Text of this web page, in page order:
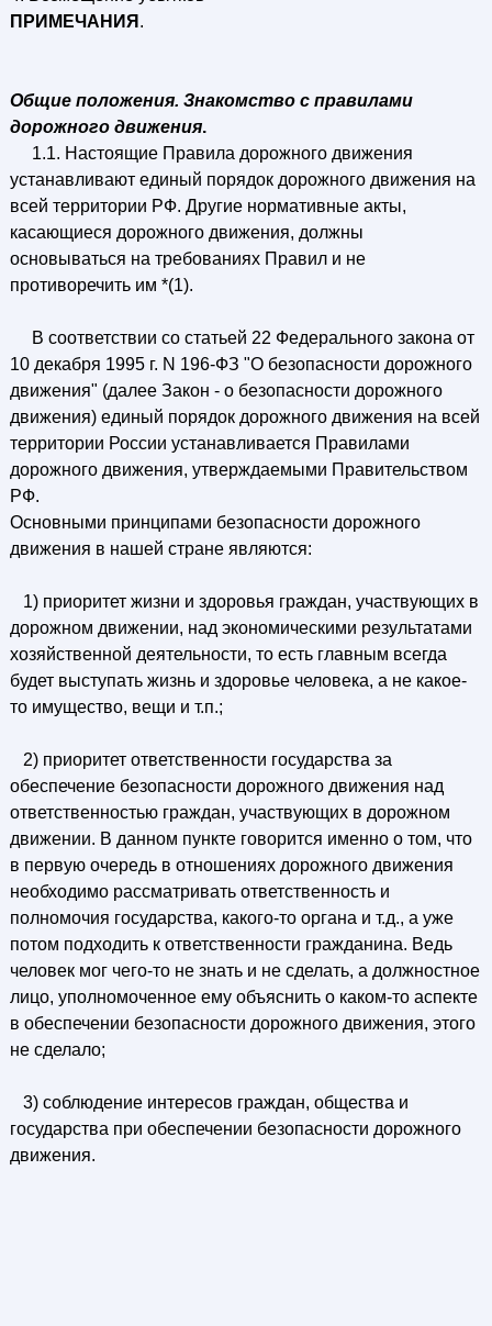
ПРИМЕЧАНИЯ .
Общие положения. Знакомство с правилами
дорожного движения.
1.1. Настоящие Правила дорожного движения
устанавливают единый порядок дорожного движения на
всей территории РФ. Другие нормативные акты,
касающиеся дорожного движения, должны
основываться на требованиях Правил и не
противоречить им *(1).
В соответствии со статьей 22 Федерального закона от
10 декабря 1995 г. N 196-ФЗ "О безопасности дорожного
движения" (далее Закон - о безопасности дорожного
движения) единый порядок дорожного движения на всей
территории России устанавливается Правилами
дорожного движения, утверждаемыми Правительством
РФ.
Основными принципами безопасности дорожного
движения в нашей стране являются:
1) приоритет жизни и здоровья граждан, участвующих в
дорожном движении, над экономическими результатами
хозяйственной деятельности, то есть главным всегда
будет выступать жизнь и здоровье человека, а не какое-
то имущество, вещи и т.п.;
2) приоритет ответственности государства за
обеспечение безопасности дорожного движения над
ответственностью граждан, участвующих в дорожном
движении. В данном пункте говорится именно о том, что
в первую очередь в отношениях дорожного движения
необходимо рассматривать ответственность и
полномочия государства, какого-то органа и т.д., а уже
потом подходить к ответственности гражданина. Ведь
человек мог чего-то не знать и не сделать, а должностное
лицо, уполномоченное ему объяснить о каком-то аспекте
в обеспечении безопасности дорожного движения, этого
не сделало;
3) соблюдение интересов граждан, общества и
государства при обеспечении безопасности дорожного
движения.